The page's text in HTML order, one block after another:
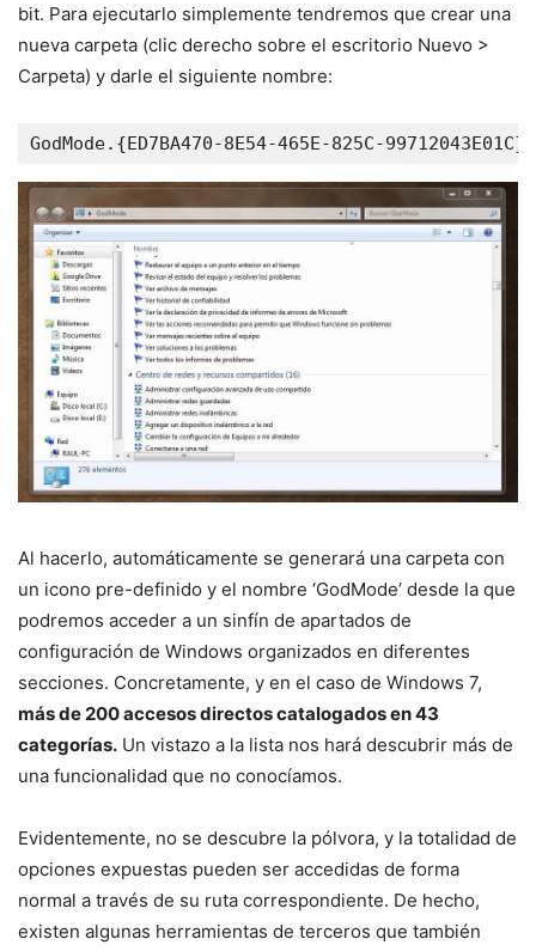
bit. Para ejecutarlo simplemente tendremos que crear una
nueva carpeta (clic derecho sobre el escritorio Nuevo >
Carpeta) y darle el siguiente nombre:
GodMode.{ED7BA470-8E54-465E-825C-99712043E01C}
Al hacerlo, automáticamente se generará una carpeta con
un icono pre-definido y el nombre ‘GodMode’ desde la que
podremos acceder a un sinfín de apartados de
configuración de Windows organizados en diferentes
secciones. Concretamente, y en el caso de Windows 7,
más de 200 accesos directos catalogados en 43
categorías. Un vistazo a la lista nos hará descubrir más de
una funcionalidad que no conocíamos.
Evidentemente, no se descubre la pólvora, y la totalidad de
opciones expuestas pueden ser accedidas de forma
normal a través de su ruta correspondiente. De hecho,
existen algunas herramientas de terceros que también